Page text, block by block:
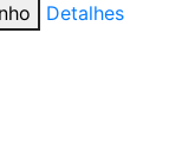
Detalhes